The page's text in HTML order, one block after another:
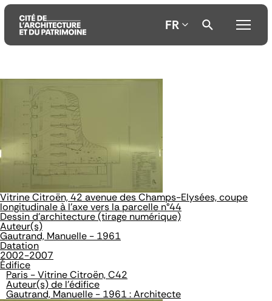
contenu
principal
menu
principal
recherche
FR
Vitrine Citroën, 42 avenue des Champs-Elysées, coupe
longitudinale à l'axe vers la parcelle n°44
Dessin d'architecture (tirage numérique)
Auteur(s)
Gautrand, Manuelle - 1961
Datation
2002-2007
Édifice
Paris - Vitrine Citroën, C42
Auteur(s) de l'édifice
Gautrand, Manuelle - 1961 : Architecte